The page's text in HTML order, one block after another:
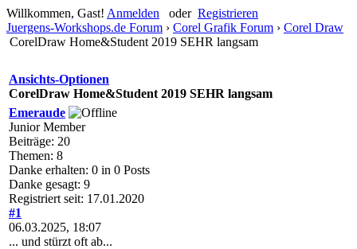
Willkommen, Gast! Anmelden oder Registrieren
Juergens-Workshops.de Forum › Corel Grafik Forum › Corel Draw
CorelDraw Home&Student 2019 SEHR langsam
Ansichts-Optionen
CorelDraw Home&Student 2019 SEHR langsam
Emeraude
Junior Member
Beiträge: 20
Themen: 8
Danke erhalten: 0 in 0 Posts
Danke gesagt: 9
Registriert seit: 17.01.2020
#1
06.03.2025, 18:07
... und stürzt oft ab...